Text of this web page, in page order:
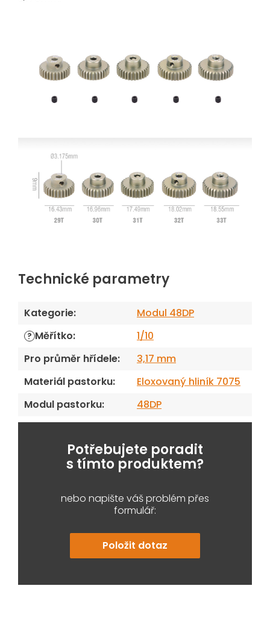
Technické parametry
Kategorie: Modul 48DP
? Měřítko:
1/10
Pro průměr hřídele:
3,17 mm
Materiál pastorku:
Eloxovaný hliník 7075
Modul pastorku: 48DP
Potřebujete poradit
s tímto produktem?
nebo napište váš problém přes
formulář:
Položit dotaz